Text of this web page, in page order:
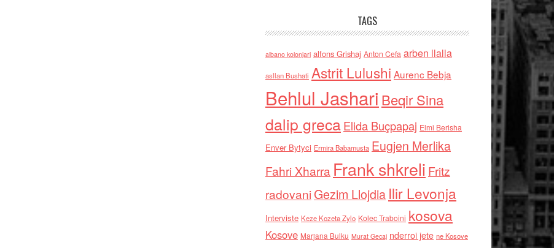
TAGS
albano kolonjari alfons Grishaj Anton Cefa arben llalla
asllan Bushati Astrit Lulushi Aurenc Bebja
Behlul Jashari Beqir Sina
dalip grecaElida Buçpapaj Elmi Berisha
Enver Bytyci Ermira Babamusta Eugjen Merlika
Fahri Xharra Frank shkreli Fritz
radovaniGezim Llojdia Ilir Levonja
Interviste Keze Kozeta Zylo Kolec Traboini kosova
Kosove Marjana Bulku Murat Gecaj nderroi jete ne Kosove